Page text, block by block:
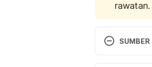
rawatan.
SUMBER